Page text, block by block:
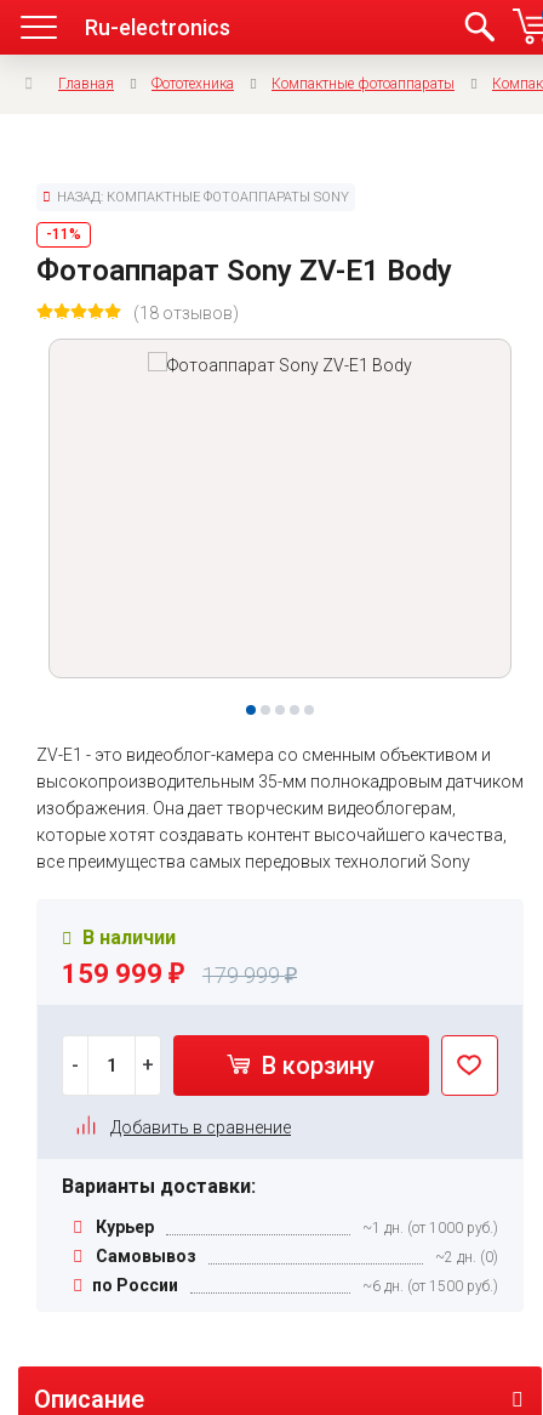
Ru-electronics
Главная Фототехника Компактные фотоаппараты
НАЗАД: КОМПАКТНЫЕ ФОТОАППАРАТЫ SONY
-11%
Фотоаппарат Sony ZV-E1 Body
(18 отзывов)
ZV-E1 - это видеоблог-камера со сменным объективом и
высокопроизводительным 35-мм полнокадровым датчиком
изображения. Она дает творческим видеоблогерам,
которые хотят создавать контент высочайшего качества,
все преимущества самых передовых технологий Sony
В наличии
159 999 ₽ 179 999₽
- + В корзину
Добавить в сравнение
Варианты доставки:
Курьер ~1 дн. (от 1000 руб.)
Самовывоз ~2 дн. (0)
по России ~6 дн. (от 1500 руб.)
Описание